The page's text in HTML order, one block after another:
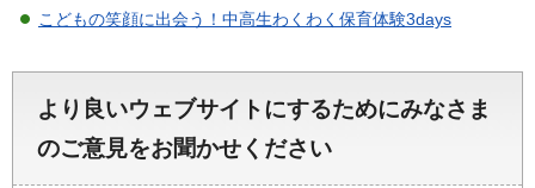
こどもの笑顔に出会う！中高生わくわく保育体験3days
より良いウェブサイトにするためにみなさま
のご意見をお聞かせください